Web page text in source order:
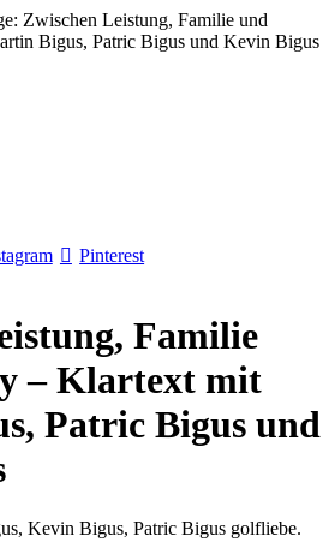
Zwischen Leistung, Familie und
Bigus, Patric Bigus und Kevin Bigus
Pinterest
Familie
– Klartext mit
Patric Bigus und